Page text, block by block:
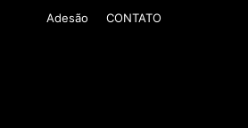
Adesão CONTATO